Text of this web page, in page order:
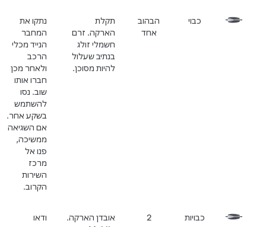
הבהוב
תקלת
הארקה. זרם
חשמלי זולג
בנתיב שעלול
להיות מסוכן.
נתקו את
המחבר
הנייד מכלי
הרכב
ולאחר מכן
חברו אותו
שוב. נסו
להשתמש
בשקע אחר.
אם השגיאה
ממשיכה,
פנו אל
השירות
הקרוב.
כבויות
אובדן הארקה.